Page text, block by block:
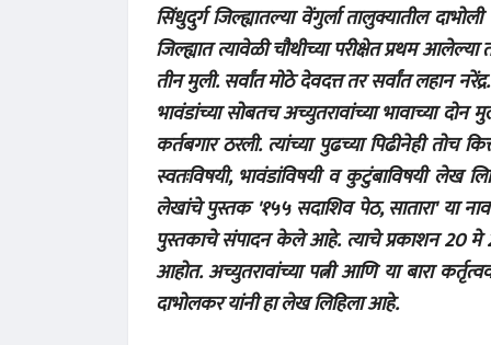
सिंधुदुर्ग जिल्ह्यातल्या वेंगुर्ला तालुक्यातील
जिल्ह्यात त्यावेळी चौथीच्या परीक्षेत प्रथम
तीन मुली. सर्वांत मोठे देवदत्त तर सर्वांत लहान
भावंडांच्या सोबतच अच्युतरावांच्या भावाच्या दोन
कर्तबगार ठरली. त्यांच्या पुढच्या पिढीनेही तोच
स्वतःविषयी, भावंडांविषयी व कुटुंबाविषयी लेख
लेखांचे पुस्तक '१५५ सदाशिव पेठ, सातारा' या
पुस्तकाचे संपादन केले आहे. त्याचे प्रकाशन 20 मे
आहोत. अच्युतरावांच्या पत्नी आणि या बारा
दाभोलकर यांनी हा लेख लिहिला आहे.